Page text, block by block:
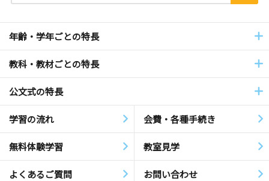
年齢・学年ごとの特長
教科・教材ごとの特長
公文式の特長
学習の流れ 会費・各種手続き
無料体験学習 教室見学
よくあるご質問 お問い合わせ